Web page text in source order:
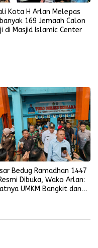
Kota H Arlan Melepas
169 Jemaah Calon
di Masjid Islamic Center
Bedug Ramadhan 1447
Dibuka, Wako Arlan:
UMKM Bangkit dan